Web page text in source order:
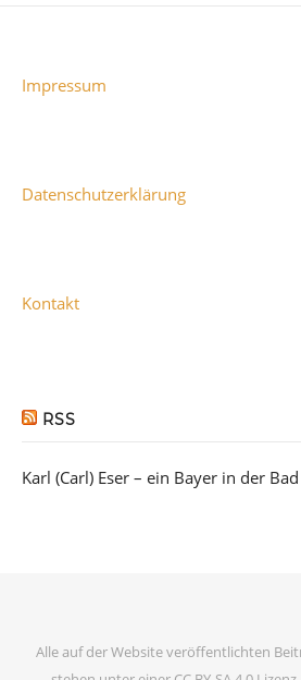
Impressum
Datenschutzerklärung
Kontakt
RSS
Karl (Carl) Eser – ein Bayer in der
Alle auf der Website veröffentlichten